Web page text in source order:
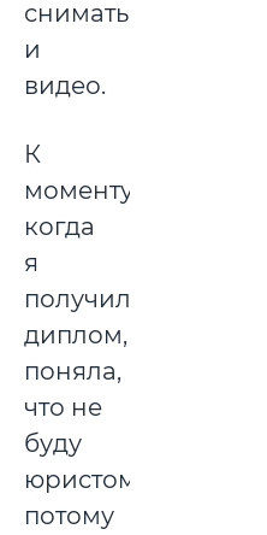
снимать
и
видео.
К
моменту,
когда
я
получила
диплом,
поняла,
что не
буду
юристом,
потому